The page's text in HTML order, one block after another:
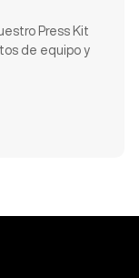
Press Kit
de equipo y